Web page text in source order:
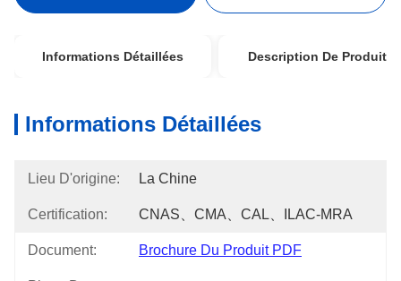
Informations Détaillées Description De Produit
Informations Détaillées
Lieu D'origine: La Chine
Certification: CNAS、CMA、CAL、ILAC-MRA
Document: Brochure Du Produit PDF